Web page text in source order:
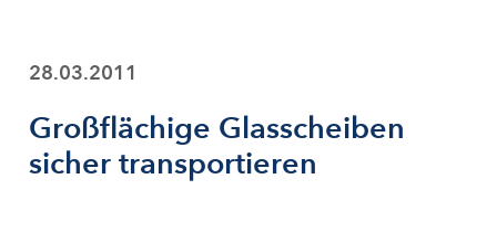
28.03.2011
Großflächige Glasscheiben
sicher transportieren